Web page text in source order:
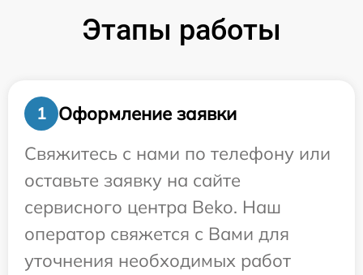
Этапы работы
1
Оформление заявки
Свяжитесь с нами по телефону или
оставьте заявку на сайте
сервисного центра Beko. Наш
оператор свяжется с Вами для
уточнения необходимых работ